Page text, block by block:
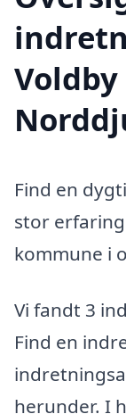
Find en
stor
kommune i
Vi fandt 3
Find en
herunder. I